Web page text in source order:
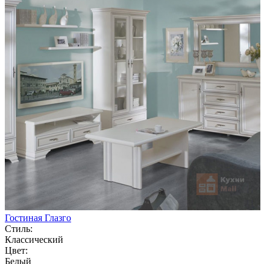
Гостиная Глазго
Стиль:
Классический
Цвет:
Белый